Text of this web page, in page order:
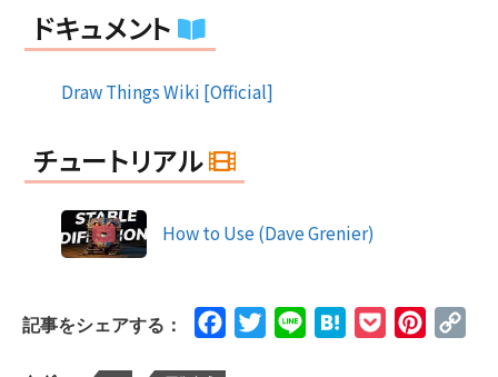
ドキュメント
Draw Things Wiki [Official]
チュートリアル
How to Use (Dave Grenier)
記事をシェアする： FacebookTwitterLine HatenaPocket